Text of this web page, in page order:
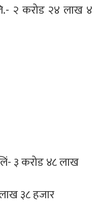
२ करोड २४ लाख ४
३ करोड ४८ लाख
३८ हजार